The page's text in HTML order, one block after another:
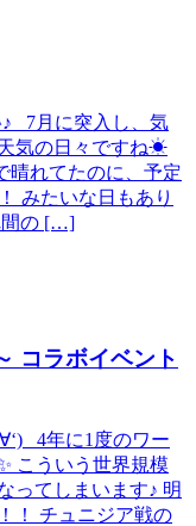
7月に突入し、気
気の日々ですね☀
晴れてたのに、予定
みたいな日もあり
間の […]
コラボイベント
4年に1度のワー
こういう世界規模
ってしまいます♪ 明
！ チュニジア戦の